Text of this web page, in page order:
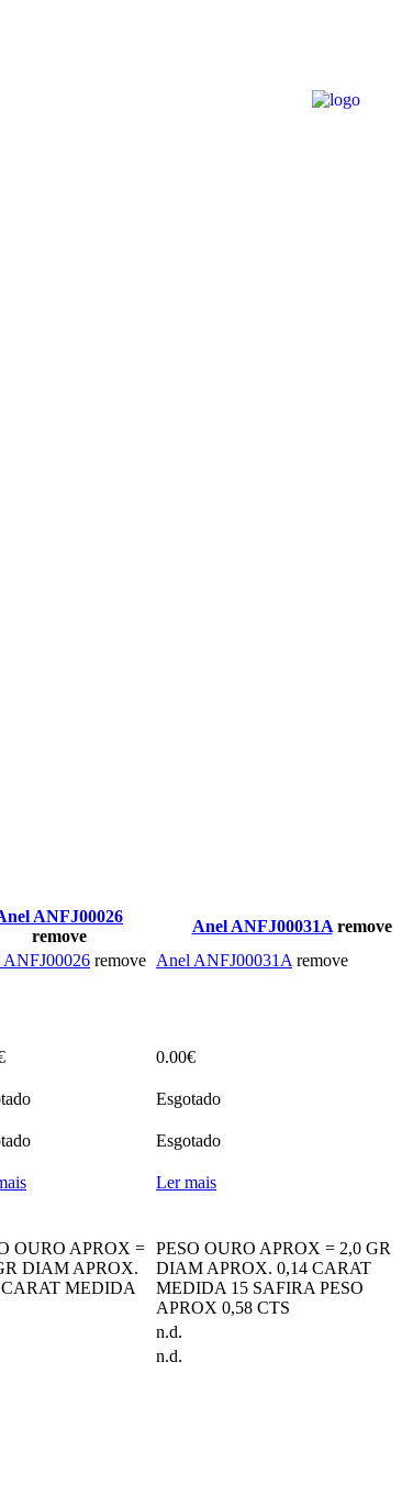
ANFJ00026
remove
Anel ANFJ00031A remove
remove Anel ANFJ00031A remove
0.00€
Esgotado
Esgotado
Ler mais
OURO APROX =
DIAM APROX.
CARAT MEDIDA
PESO OURO APROX = 2,0 GR
DIAM APROX. 0,14 CARAT
MEDIDA 15 SAFIRA PESO
APROX 0,58 CTS
n.d.
n.d.